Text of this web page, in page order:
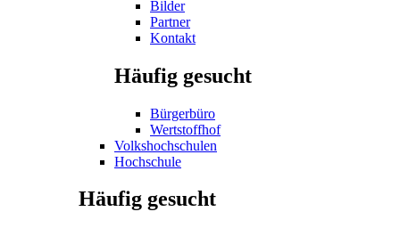
Bilder
Partner
Kontakt
Häufig gesucht
Bürgerbüro
Wertstoffhof
Volkshochschulen
Hochschule
Häufig gesucht